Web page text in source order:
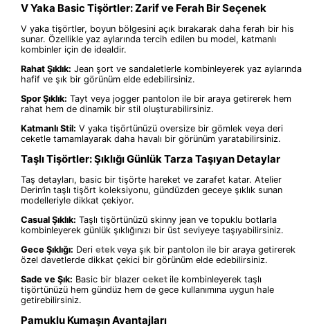
V Yaka Basic Tişörtler: Zarif ve Ferah Bir Seçenek
V yaka tişörtler, boyun bölgesini açık bırakarak daha ferah bir his
sunar. Özellikle yaz aylarında tercih edilen bu model, katmanlı
kombinler için de idealdir.
Rahat Şıklık: Jean şort ve sandaletlerle kombinleyerek yaz aylarında
hafif ve şık bir görünüm elde edebilirsiniz.
Spor Şıklık: Tayt veya jogger pantolon ile bir araya getirerek hem
rahat hem de dinamik bir stil oluşturabilirsiniz.
Katmanlı Stil: V yaka tişörtünüzü oversize bir gömlek veya deri
ceketle tamamlayarak daha havalı bir görünüm yaratabilirsiniz.
Taşlı Tişörtler: Şıklığı Günlük Tarza Taşıyan Detaylar
Taş detayları, basic bir tişörte hareket ve zarafet katar. Atelier
Derin’in taşlı tişört koleksiyonu, gündüzden geceye şıklık sunan
modelleriyle dikkat çekiyor.
Casual Şıklık: Taşlı tişörtünüzü skinny jean ve topuklu botlarla
kombinleyerek günlük şıklığınızı bir üst seviyeye taşıyabilirsiniz.
Gece Şıklığı: Deri etek veya şık bir pantolon ile bir araya getirerek
özel davetlerde dikkat çekici bir görünüm elde edebilirsiniz.
Sade ve Şık: Basic bir blazer ceket ile kombinleyerek taşlı
tişörtünüzü hem gündüz hem de gece kullanımına uygun hale
getirebilirsiniz.
Pamuklu Kumaşın Avantajları